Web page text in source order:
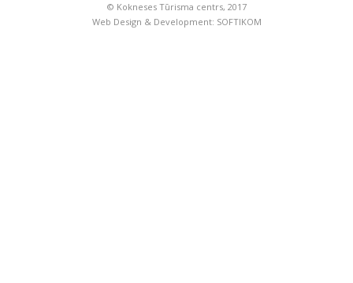
© Kokneses Tūrisma centrs, 2017
Web Design & Development: SOFTIKOM